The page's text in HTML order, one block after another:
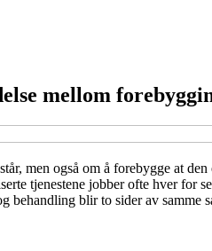
mellom
men også om å forebygge at
tjenestene jobber ofte hver for
behandling blir to sider av samme